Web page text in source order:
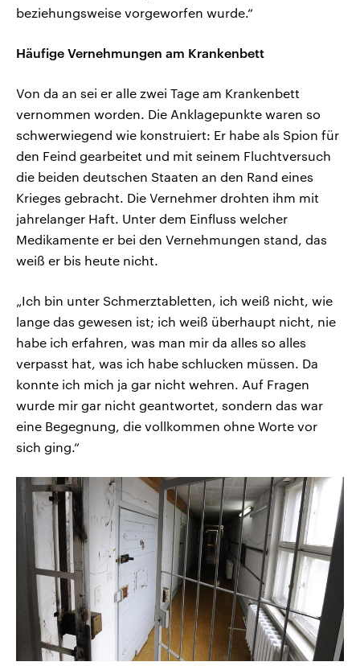
beziehungsweise vorgeworfen wurde.“
Häufige Vernehmungen am Krankenbett
Von da an sei er alle zwei Tage am Krankenbett
vernommen worden. Die Anklagepunkte waren so
schwerwiegend wie konstruiert: Er habe als Spion für
den Feind gearbeitet und mit seinem Fluchtversuch
die beiden deutschen Staaten an den Rand eines
Krieges gebracht. Die Vernehmer drohten ihm mit
jahrelanger Haft. Unter dem Einfluss welcher
Medikamente er bei den Vernehmungen stand, das
weiß er bis heute nicht.
„Ich bin unter Schmerztabletten, ich weiß nicht, wie
lange das gewesen ist; ich weiß überhaupt nicht, nie
habe ich erfahren, was man mir da alles so alles
verpasst hat, was ich habe schlucken müssen. Da
konnte ich mich ja gar nicht wehren. Auf Fragen
wurde mir gar nicht geantwortet, sondern das war
eine Begegnung, die vollkommen ohne Worte vor
sich ging.“